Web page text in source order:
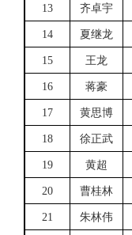
13 齐卓宇
14 夏继龙
15 王龙
16 蒋豪
17 黄思博
18 徐正武
19 黄超
20 曹桂林
21 朱林伟